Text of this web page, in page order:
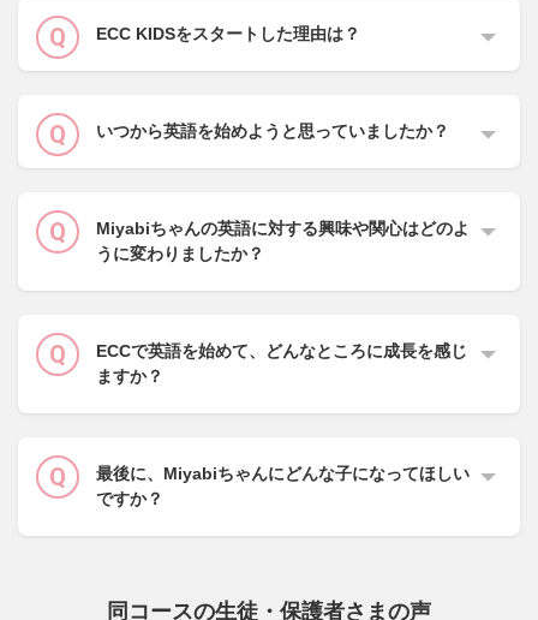
ECC KIDSをスタートした理由は？
いつから英語を始めようと思っていましたか？
Miyabiちゃんの英語に対する興味や関心はどのよ
うに変わりましたか？
ECCで英語を始めて、どんなところに成長を感じ
ますか？
最後に、Miyabiちゃんにどんな子になってほしい
ですか？
同コースの生徒・保護者さまの声